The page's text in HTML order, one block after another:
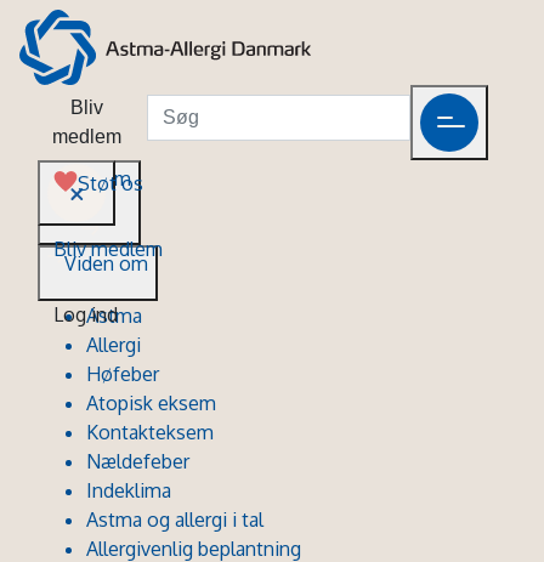
Bliv
medlem
Støt os
Bliv medlem
Log ind
Viden om
Viden om
Astma
Allergi
Høfeber
Atopisk eksem
Kontakteksem
Nældefeber
Indeklima
Astma og allergi i tal
Allergivenlig beplantning